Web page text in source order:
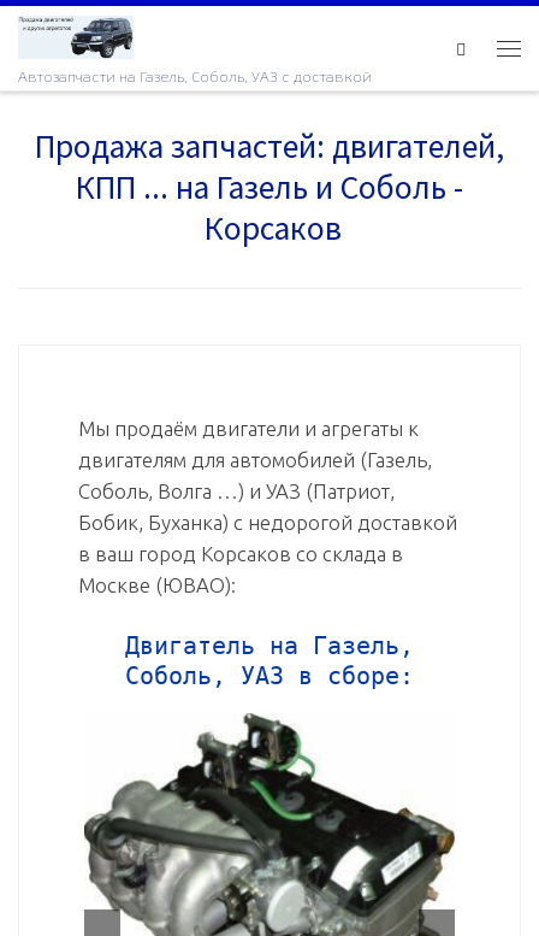
Skip to content
Автозапчасти на Газель, Соболь, УАЗ с доставкой
Продажа запчастей: двигателей,
КПП ... на Газель и Соболь -
Корсаков
Мы продаём двигатели и агрегаты к
двигателям для автомобилей (Газель,
Соболь, Волга …) и УАЗ (Патриот,
Бобик, Буханка) с недорогой доставкой
в ваш город Корсаков со склада в
Москве (ЮВАО):
Двигатель на Газель,
Соболь, УАЗ в сборе: